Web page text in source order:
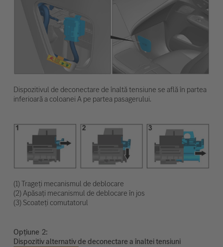
Dispozitivul de deconectare de înaltă tensiune se află în partea
inferioară a coloanei A pe partea pasagerului.
(1) Trageți mecanismul de deblocare
(2) Apăsați mecanismul de deblocare în jos
(3) Scoateți comutatorul
Opțiune
Dispozitiv alternativ de deconectare a înaltei tensiuni